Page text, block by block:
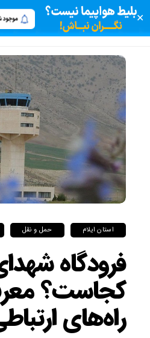
✕
استان ایلام حمل و نقل
فرودگاه
کجاست؟
راه‌های